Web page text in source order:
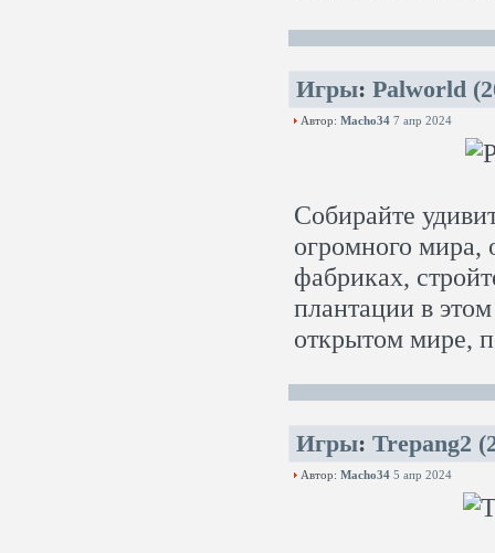
Игры: Palworld
Автор: Macho34 7 апр 2024
Собирайте
огромного мира,
фабриках,
плантации в
открытом мире,
Игры: Trepang2
Автор: Macho34 5 апр 2024